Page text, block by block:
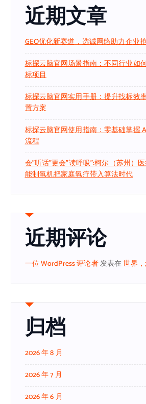
近期文章
GEO优化新赛道，选诚网络助力企业
标探云脑官网场景指南：不同行业如
标项目
标探云脑官网实用手册：提升找标效
置方案
标探云脑官网使用指南：零基础掌握
流程
会”听话”更会”读呼吸”:柯尔（苏州）
能制氧机把家庭氧疗带入算法时代
近期评论
一位 WordPress 评论者发表在世界，
归档
2026 年 8 月
2026 年 7 月
2026 年 6 月